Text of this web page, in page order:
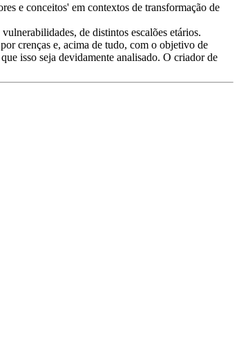
e conceitos' em contextos de transformação de
de distintos escalões etários.
crenças e, acima de tudo, com o objetivo de
isso seja devidamente analisado. O criador de